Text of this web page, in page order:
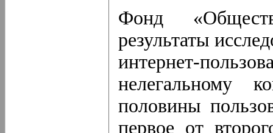
Фонд
результаты
интернет-
нелегальному
половины
первое от